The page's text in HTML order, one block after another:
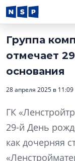
Группа
отмечает
основания
28 апреля 2025 в 11:09
ГК
29-й День
как дочерняя